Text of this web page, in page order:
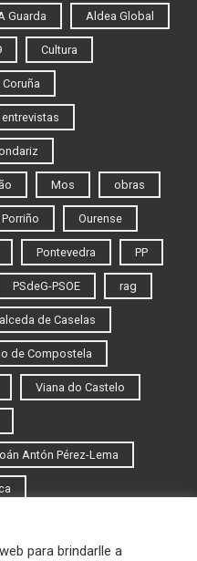
Guarda Aldea Global
Cultura
entrevistas
Mos obras
Porriño Ourense
Pontevedra PP
PSdeG-PSOE rag
de Caselas
de Compostela
Viana do Castelo
Antón Pérez-Lema
para brindarlle a